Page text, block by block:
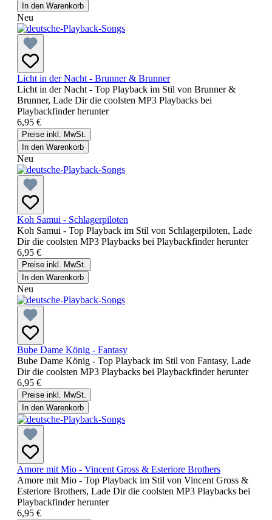
In den Warenkorb
Neu
Licht in der Nacht - Brunner & Brunner
Licht in der Nacht - Top Playback im Stil von Brunner &
Brunner, Lade Dir die coolsten MP3 Playbacks bei
Playbackfinder herunter
6,95 €
Preise inkl. MwSt.
In den Warenkorb
Neu
Koh Samui - Schlagerpiloten
Koh Samui - Top Playback im Stil von Schlagerpiloten, Lade
Dir die coolsten MP3 Playbacks bei Playbackfinder herunter
6,95 €
Preise inkl. MwSt.
In den Warenkorb
Neu
Bube Dame König - Fantasy
Bube Dame König - Top Playback im Stil von Fantasy, Lade
Dir die coolsten MP3 Playbacks bei Playbackfinder herunter
6,95 €
Preise inkl. MwSt.
In den Warenkorb
Amore mit Mio - Vincent Gross & Esteriore Brothers
Amore mit Mio - Top Playback im Stil von Vincent Gross &
Esteriore Brothers, Lade Dir die coolsten MP3 Playbacks bei
Playbackfinder herunter
6,95 €